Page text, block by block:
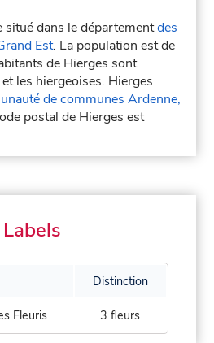
situé dans le départementdes
Est. La population est de
de Hierges sont
les hiergeoises. Hierges
de communes Ardenne,
postal de Hierges est
Labels
Distinction
Fleuris 3 fleurs